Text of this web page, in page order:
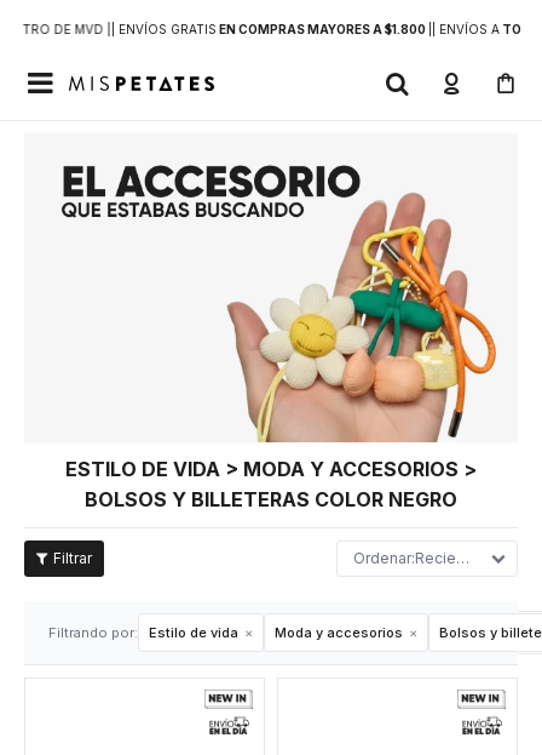
DE MVD | | ENVÍOS GRATIS EN COMPRAS MAYORES A $1.800 | ENVÍOS ATODO

ESTILO DE VIDA > MODA Y ACCESORIOS >
BOLSOS Y BILLETERAS COLOR NEGRO
Recientes
Filtrando por: Estilo de vida Moda y accesorios Bolsos y